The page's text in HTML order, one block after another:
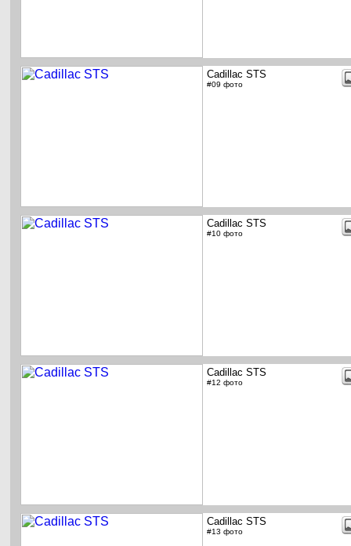
Cadillac STS
#09 фото
Cadillac STS
#10 фото
Cadillac STS
#12 фото
Cadillac STS
#13 фото